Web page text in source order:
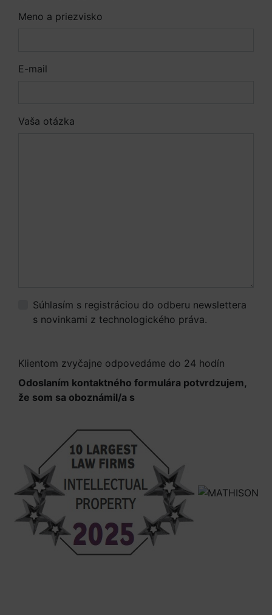
Meno a priezvisko
E-mail
Vaša otázka
Súhlasím s registráciou do odberu newslettera
s novinkami z technologického práva.
Klientom zvyčajne odpovedáme do 24 hodín
Odoslaním kontaktného formulára potvrdzujem,
že som sa oboznámil/a s